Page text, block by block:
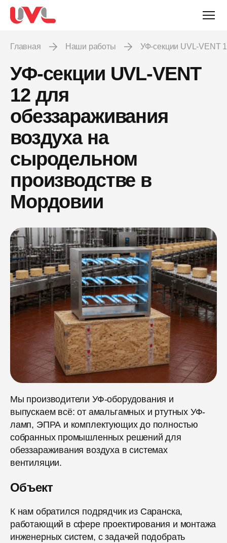
Главная Наши работы УФ-секции UVL-VENT
УФ-секции UVL-VENT
12 для
обеззараживания
воздуха на
сыродельном
производстве в
Мордовии
Мы производители УФ-оборудования и
выпускаем всё: от амальгамных и ртутных УФ-
ламп, ЭПРА и комплектующих до полностью
собранных промышленных решений для
обеззараживания воздуха в системах
вентиляции.
Объект
К нам обратился подрядчик из Саранска,
работающий в сфере проектирования и монтажа
инженерных систем, с задачей подобрать